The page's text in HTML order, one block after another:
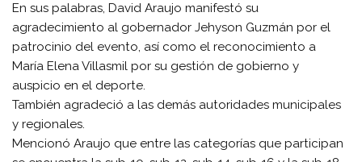
En sus palabras, David Araujo manifestó su
agradecimiento al gobernador Jehyson Guzmán por el
patrocinio del evento, así como el reconocimiento a
María Elena Villasmil por su gestión de gobierno y
auspicio en el deporte.
También agradeció a las demás autoridades municipales
y regionales.
Mencionó Araujo que entre las categorías que participan